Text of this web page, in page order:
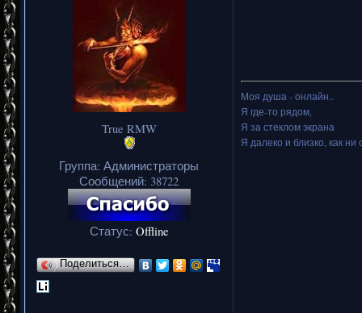
True RMW
Группа: Администраторы
Сообщений: 38722
Статус: Offline
Поделиться…
Моя душа - онлайн..
Я где-то рядом,
Я за стеклом экрана
Я далеко и близко, как ни